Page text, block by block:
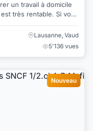
un travail à domicile
très rentable. Si vous
Lausanne, Vaud
5'136 vues
Nouveau